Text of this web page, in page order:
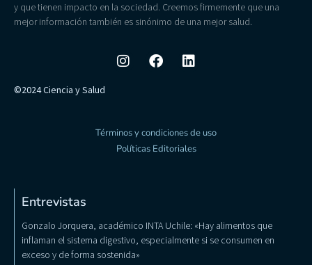
y que tienen impacto en la sociedad. Creemos firmemente que una
mejor información también es sinónimo de una mejor salud.
©2024 Ciencia y Salud
Términos y condiciones de uso
Políticas Editoriales
Entrevistas
Gonzalo Jorquera, académico INTA Uchile: «Hay alimentos que
inflaman el sistema digestivo, especialmente si se consumen en
exceso y de forma sostenida»